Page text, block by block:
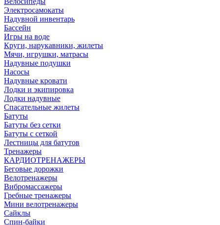
Электросамокаты
Надувной инвентарь
Бассейн
Игры на воде
Круги, нарукавники, жилеты
Мячи, игрушки, матрасы
Надувные подушки
Насосы
Надувные кровати
Лодки и экипировка
Лодки надувные
Спасательные жилеты
Батуты
Батуты без сетки
Батуты с сеткой
Лестницы для батутов
Тренажеры
КАРДИОТРЕНАЖЕРЫ
Беговые дорожки
Велотренажеры
Вибромассажеры
Гребные тренажеры
Мини велотренажеры
Сайклы
Спин-байки